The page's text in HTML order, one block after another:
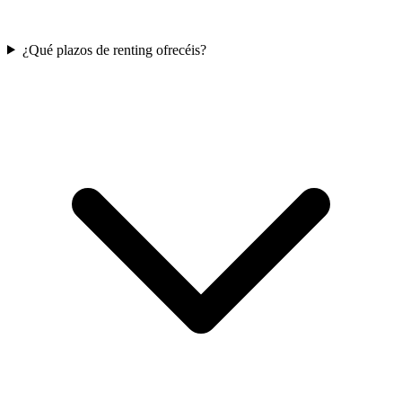
¿Qué plazos de renting ofrecéis?